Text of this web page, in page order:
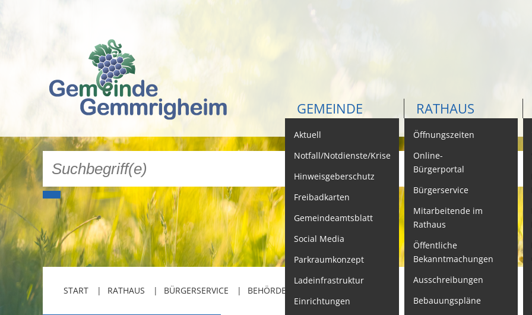
GEMEINDE
Aktuell
Notfall/Notdienste/Krise
Hinweisgeberschutz
Freibadkarten
Gemeindeamtsblatt
Social Media
Parkraumkonzept
Ladeinfrastruktur
Einrichtungen
Kindertageseinrichtungen
RATHAUS
Öffnungszeiten
Online-
Bürgerportal
Bürgerservice
Mitarbeitende im
Rathaus
Öffentliche
Bekanntmachungen
Ausschreibungen
Bebauungspläne
START RATHAUS BÜRGERSERVICE BEHÖRDENWEGWEISER